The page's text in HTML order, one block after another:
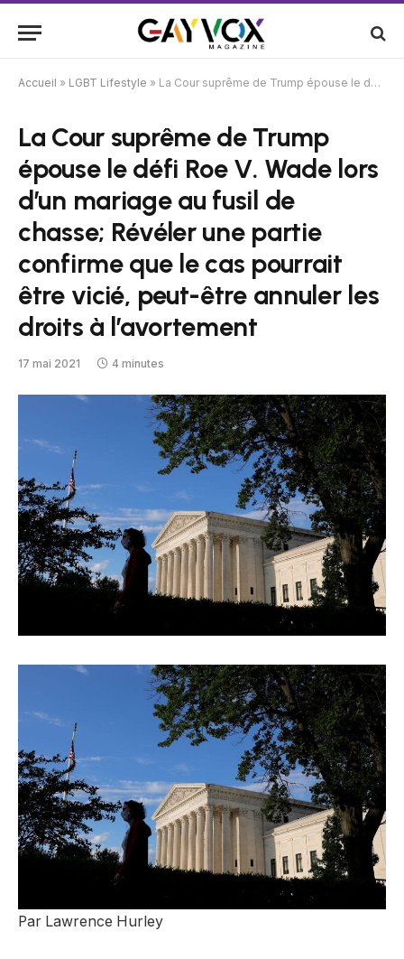
Accueil » LGBT Lifestyle » La Cour suprême de Trump épouse le défi Roe V. Wade lors d’un mariage au fusil de chasse; Révéler une partie confirme que le cas pourrait être vicié, peut-être annuler les droits à l’avortement
La Cour suprême de Trump
épouse le défi Roe V. Wade lors
d’un mariage au fusil de
chasse; Révéler une partie
confirme que le cas pourrait
être vicié, peut-être annuler les
droits à l’avortement
17 mai 2021 4 minutes
Par Lawrence Hurley